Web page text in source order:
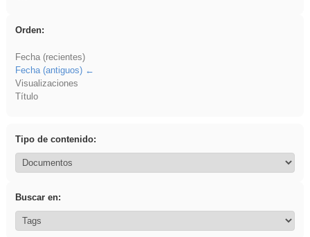
Orden:
Fecha (recientes)
Fecha (antiguos)
Visualizaciones
Título
Tipo de contenido:
Buscar en: